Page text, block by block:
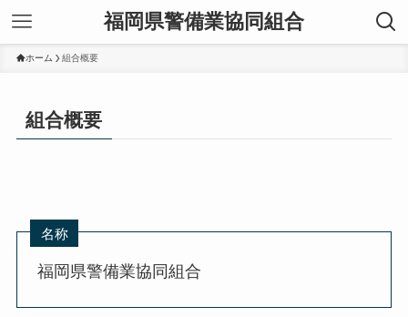
福岡県警備業協同組合
ホーム 組合概要
組合概要
名称
福岡県警備業協同組合